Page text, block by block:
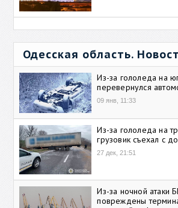
Одесская область.
Из-за гололеда на
перевернулся
09 янв, 11:33
Из-за гололеда на
грузовик съехал с
27 дек, 21:51
Из-за ночной атаки
повреждены